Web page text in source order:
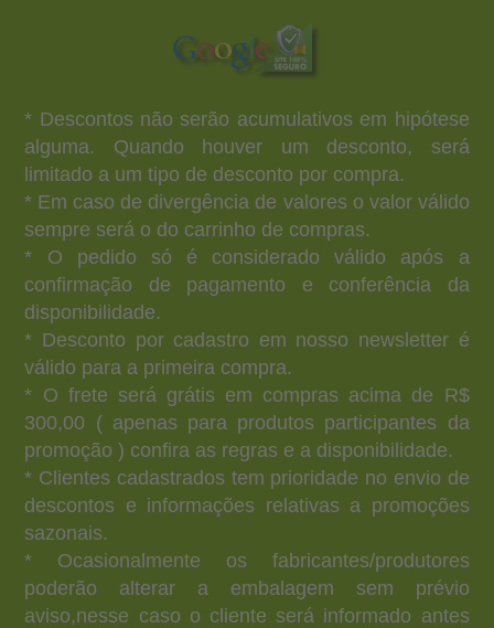
* Descontos não serão acumulativos em hipótese
alguma. Quando houver um desconto, será
limitado a um tipo de desconto por compra.
* Em caso de divergência de valores o valor válido
sempre será o do carrinho de compras.
* O pedido só é considerado válido após a
confirmação de pagamento e conferência da
disponibilidade.
* Desconto por cadastro em nosso newsletter é
válido para a primeira compra.
* O frete será grátis em compras acima de R$
300,00 ( apenas para produtos participantes da
promoção ) confira as regras e a disponibilidade.
* Clientes cadastrados tem prioridade no envio de
descontos e informações relativas a promoções
sazonais.
* Ocasionalmente os fabricantes/produtores
poderão alterar a embalagem sem prévio
aviso,nesse caso o cliente será informado antes